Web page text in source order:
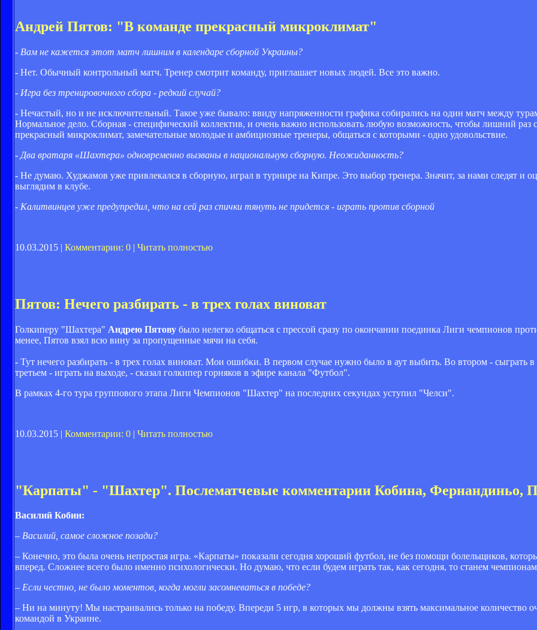
Андрей Пятов: "В команде прекрасный микроклимат"
- Вам не кажется этот матч лишним в календаре сборной Украины?
- Нет. Обычный контрольный матч. Тренер смотрит команду, приглашает новых людей. Все это важно.
- Игра без тренировочного сбора - редкий случай?
- Нечастый, но и не исключительный. Такое уже бывало: ввиду напряженности графика собирались на один матч между
Нормальное дело. Сборная - специфический коллектив, и очень важно использовать любую возможность, чтобы лишний раз
прекрасный микроклимат, замечательные молодые и амбициозные тренеры, общаться с которыми - одно удовольствие.
- Два вратаря «Шахтера» одновременно вызваны в национальную сборную. Неожиданность?
- Не думаю. Худжамов уже привлекался в сборную, играл в турнире на Кипре. Это выбор тренера. Значит, за нами следят и
выглядим в клубе.
- Калитвинцев уже предупредил, что на сей раз спички тянуть не придется - играть против сборной
10.03.2015 | Комментарии: 0 | Читать полностью
Пятов: Нечего разбирать - в трех голах виноват
Голкиперу "Шахтера" Андрею Пятову было нелегко общаться с прессой сразу по окончании поединка Лиги чемпионов
менее, Пятов взял всю вину за пропущенные мячи на себя.
- Тут нечего разбирать - в трех голах виноват. Мои ошибки. В первом случае нужно было в аут выбить. Во втором - сыграть в
третьем - играть на выходе, - сказал голкипер горняков в эфире канала "Футбол".
В рамках 4-го тура группового этапа Лиги Чемпионов "Шахтер" на последних секундах уступил "Челси".
10.03.2015 | Комментарии: 0 | Читать полностью
"Карпаты" - "Шахтер". Послематчевые комментарии Кобина, Фернандиньо,
Василий Кобин:
– Василий, самое сложное позади?
– Конечно, это была очень непростая игра. «Карпаты» показали сегодня хороший футбол, не без помощи болельщиков,
вперед. Сложнее всего было именно психологически. Но думаю, что если будем играть так, как сегодня, то станем
– Если честно, не было моментов, когда могли засомневаться в победе?
– Ни на минуту! Мы настраивались только на победу. Впереди 5 игр, в которых мы должны взять максимальное количество
командой в Украине.